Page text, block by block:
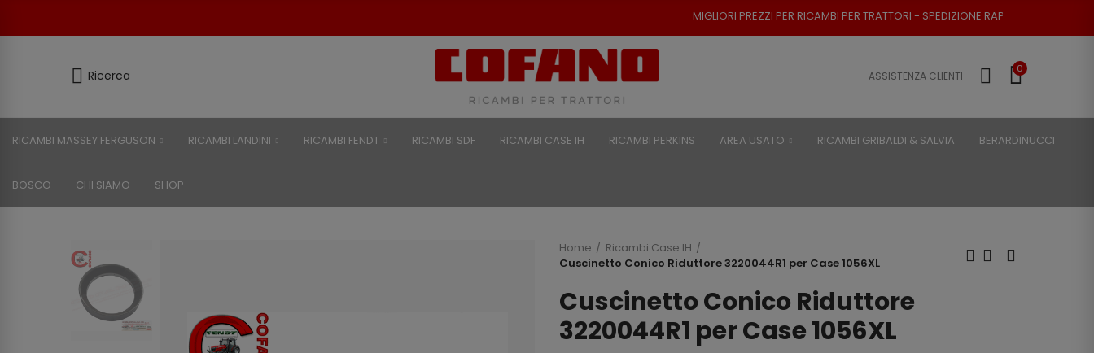
MIGLIORI PREZZI PER RICAMBI PER TRATTORI - SPEDIZIONE RAPIDA - RESO POSSIBILE
Ricerca ASSISTENZA CLIENTI
0
RICAMBI MASSEY FERGUSON RICAMBI LANDINI RICAMBI FENDT RICAMBI SDF RICAMBI CASE IH RICAMBI PERKINS AREA USATO RICAMBI GRIBALDI & SALVIA BERARDINUCCI
BOSCO CHI SIAMO SHOP
Home
Ricambi Case IH
Cuscinetto Conico Riduttore 3220044R1 per Case 1056XL
Cuscinetto Conico Riduttore
3220044R1 per Case 1056XL